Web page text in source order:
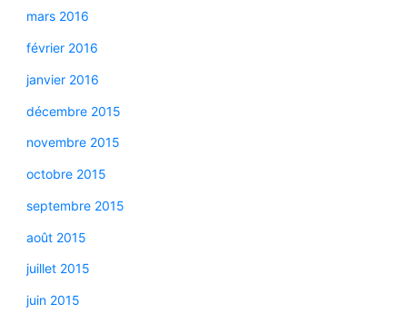
mars 2016
février 2016
janvier 2016
décembre 2015
novembre 2015
octobre 2015
septembre 2015
août 2015
juillet 2015
juin 2015